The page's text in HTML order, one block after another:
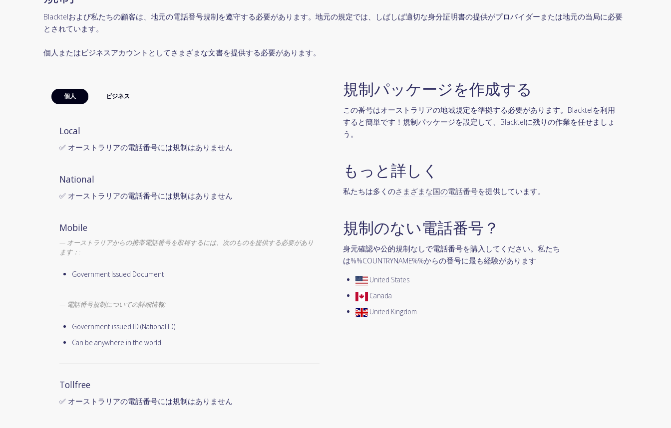
Blacktelおよび私たちの顧客は、地元の電話番号規制を遵守する必要があります。地元の規定では、しばしば適切な身分証明書の提供がプロバイダーまたは地元の当局に必要
とされています。
個人またはビジネスアカウントとしてさまざまな文書を提供する必要があります。
個人 ビジネス
Local
✅ オーストラリアの電話番号には規制はありません
National
✅ オーストラリアの電話番号には規制はありません
Mobile
オーストラリアからの携帯電話番号を取得するには、次のものを提供する必要があり
ます：:
Government Issued Document
電話番号規制についての詳細情報:
Government-issued ID (National ID)
Can be anywhere in the world
Tollfree
✅ オーストラリアの電話番号には規制はありません
規制パッケージを作成する
この番号はオーストラリアの地域規定を準拠する必要があります。Blacktelを利用
すると簡単です！規制パッケージを設定して、Blacktelに残りの作業を任せましょ
う。
もっと詳しく
私たちは多くのさまざまな国の電話番号を提供しています。
規制のない電話番号？
身元確認や公的規制なしで電話番号を購入してください。私たち
は%%COUNTRYNAME%%からの番号に最も経験があります
United States
Canada
United Kingdom